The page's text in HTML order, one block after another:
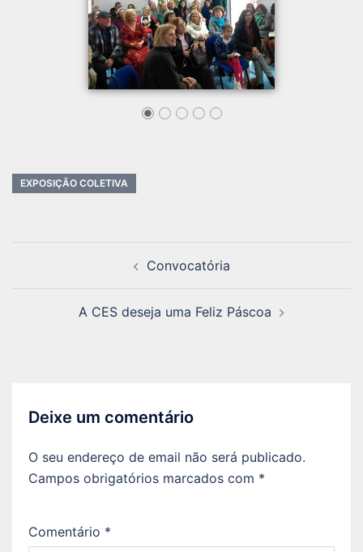
EXPOSIÇÃO COLETIVA
Convocatória
A CES deseja uma Feliz Páscoa
Deixe um comentário
O seu endereço de email não será publicado.
Campos obrigatórios marcados com *
Comentário *